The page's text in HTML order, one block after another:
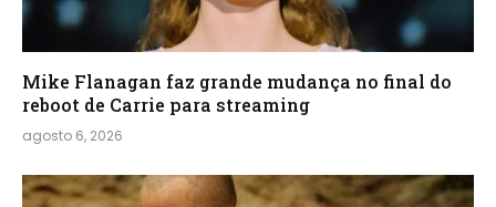
Mike Flanagan faz grande mudança no final do
reboot de Carrie para streaming
agosto 6, 2026